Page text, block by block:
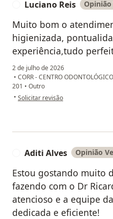
Luciano Reis
Muito bom o
higienizada,
experiência,tudo
2 de julho de 2026
• CORR - CENTRO
201 • Outro
• na opinião do utilizador Luciano
Solicitar revisão
Aditi Alves Opinião
Estou gostando muito
fazendo com o Dr
atencioso e a equipe
dedicada e eficiente!